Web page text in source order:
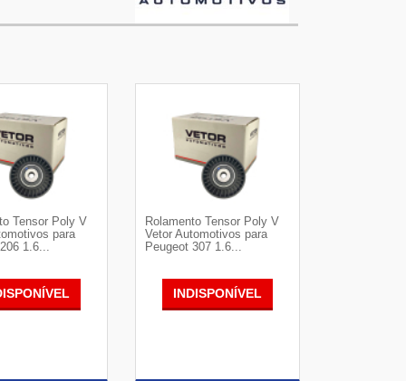
Tensor Poly V
para
1.6...
Rolamento Tensor Poly V
Vetor Automotivos para
Peugeot 307 1.6...
INDISPONÍVEL